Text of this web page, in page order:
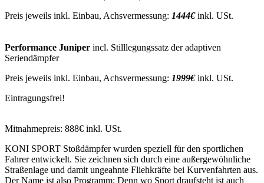
Preis jeweils inkl. Einbau, Achsvermessung: 1444€ inkl. USt.
Performance Juniper incl. Stilllegungssatz der adaptiven
Seriendämpfer
Preis jeweils inkl. Einbau, Achsvermessung: 1999€ inkl. USt.
Eintragungsfrei!
Mitnahmepreis: 888€ inkl. USt.
KONI SPORT Stoßdämpfer wurden speziell für den sportlichen
Fahrer entwickelt. Sie zeichnen sich durch eine außergewöhnliche
Straßenlage und damit ungeahnte Fliehkräfte bei Kurvenfahrten aus.
Der Name ist also Programm: Denn wo Sport draufsteht ist auch